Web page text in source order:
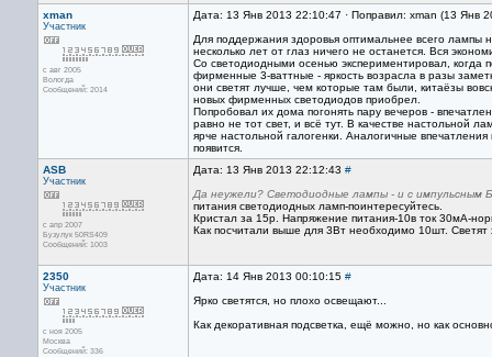
xman
Участник
с авг 2005
Вологда
Сообщений: 2014
Дата: 13 Янв 2013 22:10:47 · Поправил: xman (13 Янв
Для поддержания здоровья оптимальнее всего лампы
несколько лет от глаз ничего не останется. Вся
Со светодиодными осенью экспериментировал,
фирменные 3-ваттные - яркость возрасла в разы
они светят лучше, чем которые там были, китаёзы
новых фирменных светодиодов приобрел.
Попробовал их дома погонять пару вечеров -
равно не тот свет, и всё тут. В качестве настольной
ярче настольной галогенки. Аналогичные
появится.
ASB
Участник
с апр 2007
Бузулук 50RS409
Сообщений: 1003
Дата: 13 Янв 2013 22:12:43 #
Да неужели? Светодиодные лампы - и с импульсным
питания светодиодных ламп-поинтересуйтесь.
Кристал за 15р. Напряжение питания-10в ток 30мА-
Как посчитали выше для 3Вт необходимо 10шт.
2350
Участник
с ноя 2005
Москва
Сообщений: 336
Дата: 14 Янв 2013 00:10:15 #
Ярко светятся, но плохо освещают...
Как декоративная подсветка, ещё можно, но как